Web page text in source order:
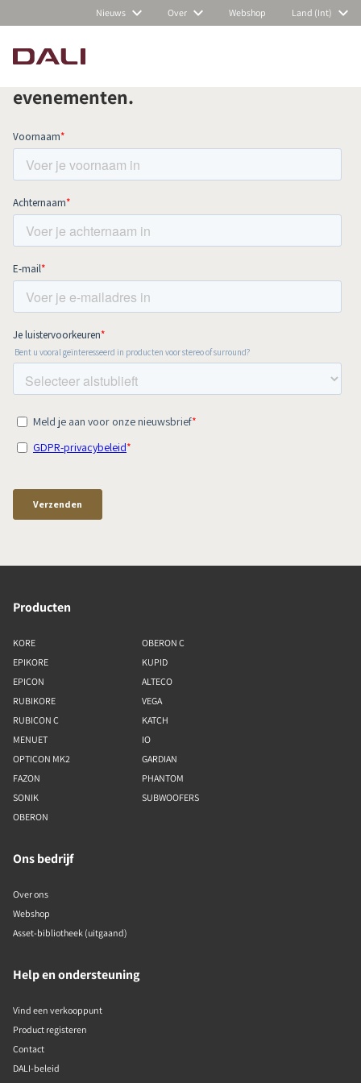
Nieuws Over Webshop Land (Int)
PRODUCTEN VERGELIJKEN
Schrijf je in voor onze nieuwsbrief en
blijf op de hoogte van al het nieuws en
evenementen.
Producten
KORE
EPIKORE
EPICON
RUBIKORE
RUBICON C
MENUET
OPTICON MK2
FAZON
SONIK
OBERON
OBERON C
KUPID
ALTECO
VEGA
KATCH
IO
GARDIAN
PHANTOM
SUBWOOFERS
Ons bedrijf
Over ons
Webshop
Asset-bibliotheek (uitgaand)
Help en ondersteuning
Vind een verkooppunt
Product registeren
Contact
DALI-beleid